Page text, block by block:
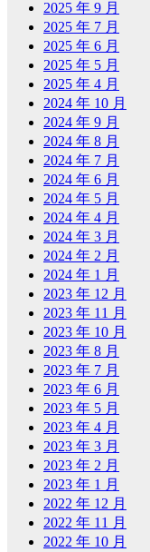
2025 年 9 月
2025 年 7 月
2025 年 6 月
2025 年 5 月
2025 年 4 月
2024 年 10 月
2024 年 9 月
2024 年 8 月
2024 年 7 月
2024 年 6 月
2024 年 5 月
2024 年 4 月
2024 年 3 月
2024 年 2 月
2024 年 1 月
2023 年 12 月
2023 年 11 月
2023 年 10 月
2023 年 8 月
2023 年 7 月
2023 年 6 月
2023 年 5 月
2023 年 4 月
2023 年 3 月
2023 年 2 月
2023 年 1 月
2022 年 12 月
2022 年 11 月
2022 年 10 月